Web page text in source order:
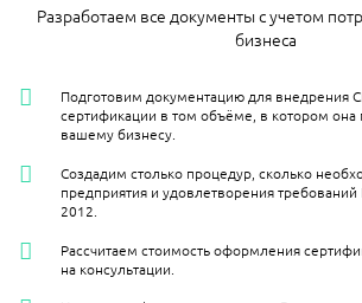
Разработаем все документы с учетом
бизнеса
Подготовим документацию для внедрения
сертификации в том объёме, в котором она
вашему бизнесу.
Создадим столько процедур, сколько
предприятия и удовлетворения
2012.
Рассчитаем стоимость оформления
на консультации.